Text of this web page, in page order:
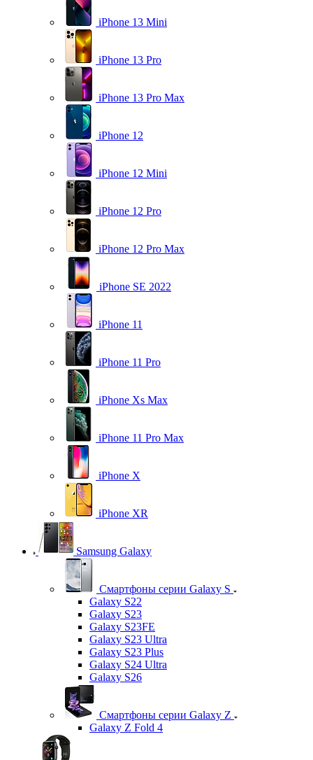
iPhone 13 Mini
iPhone 13 Pro
iPhone 13 Pro Max
iPhone 12
iPhone 12 Mini
iPhone 12 Pro
iPhone 12 Pro Max
iPhone SE 2022
iPhone 11
iPhone 11 Pro
iPhone Xs Max
iPhone 11 Pro Max
iPhone X
iPhone XR
Samsung Galaxy
Смартфоны серии Galaxy S
Galaxy S22
Galaxy S23
Galaxy S23FE
Galaxy S23 Ultra
Galaxy S23 Plus
Galaxy S24 Ultra
Galaxy S26
Смартфоны серии Galaxy Z
Galaxy Z Fold 4